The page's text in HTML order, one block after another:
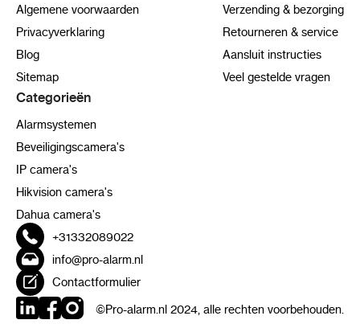
Algemene voorwaarden
Privacyverklaring
Blog
Sitemap
Verzending & bezorging
Retourneren & service
Aansluit instructies
Veel gestelde vragen
Categorieën
Alarmsystemen
Beveiligingscamera's
IP camera's
Hikvision camera's
Dahua camera's
+31332089022
info@pro-alarm.nl
Contactformulier
©Pro-alarm.nl 2024, alle rechten voorbehouden.